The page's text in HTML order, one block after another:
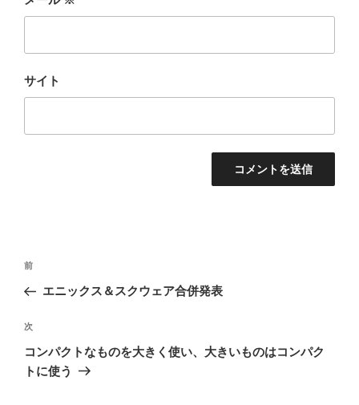
サイト
投
ナ
ビ
ゲ
ー
前
の
稿
前
エニックス＆スクウェア合併発表
次
の
投
次
コンパクトなものを大きく使い、大きいものはコンパク
トに使う